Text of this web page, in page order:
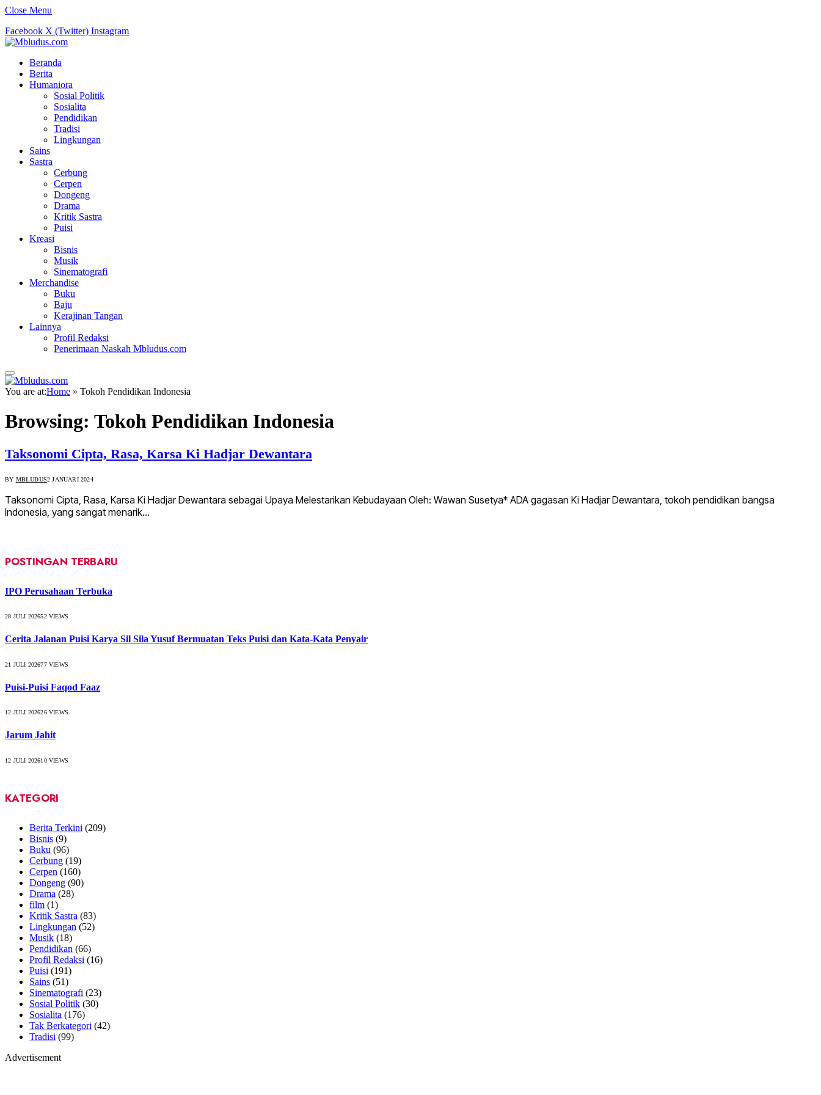
Close Menu
Facebook X (Twitter) Instagram
Beranda
Berita
Humaniora
Sosial Politik
Sosialita
Pendidikan
Tradisi
Lingkungan
Sains
Sastra
Cerbung
Cerpen
Dongeng
Drama
Kritik Sastra
Puisi
Kreasi
Bisnis
Musik
Sinematografi
Merchandise
Buku
Baju
Kerajinan Tangan
Lainnya
Profil Redaksi
Penerimaan Naskah Mbludus.com
You are at:Home » Tokoh Pendidikan Indonesia
Browsing: Tokoh Pendidikan Indonesia
Taksonomi Cipta, Rasa, Karsa Ki Hadjar Dewantara
BY MBLUDUS2 JANUARI 2024
Taksonomi Cipta, Rasa, Karsa Ki Hadjar Dewantara sebagai Upaya Melestarikan Kebudayaan Oleh: Wawan Susetya* ADA gagasan Ki Hadjar Dewantara, tokoh pendidikan bangsa
Indonesia, yang sangat menarik…
POSTINGAN TERBARU
IPO Perusahaan Terbuka
28 JULI 202652VIEWS
Cerita Jalanan Puisi Karya Sil Sila Yusuf Bermuatan Teks Puisi dan Kata-Kata Penyair
21 JULI 202677VIEWS
Puisi-Puisi Faqod Faaz
12 JULI 202626VIEWS
Jarum Jahit
12 JULI 202610VIEWS
KATEGORI
Berita Terkini (209)
Bisnis (9)
Buku (96)
Cerbung (19)
Cerpen (160)
Dongeng (90)
Drama (28)
film (1)
Kritik Sastra (83)
Lingkungan (52)
Musik (18)
Pendidikan (66)
Profil Redaksi (16)
Puisi (191)
Sains (51)
Sinematografi (23)
Sosial Politik (30)
Sosialita (176)
Tak Berkategori (42)
Tradisi (99)
Advertisement